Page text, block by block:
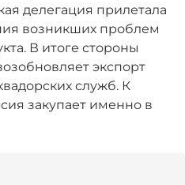
делегация прилетала
возникших проблем
В итоге стороны
экспорт
служб. К
закупает именно в